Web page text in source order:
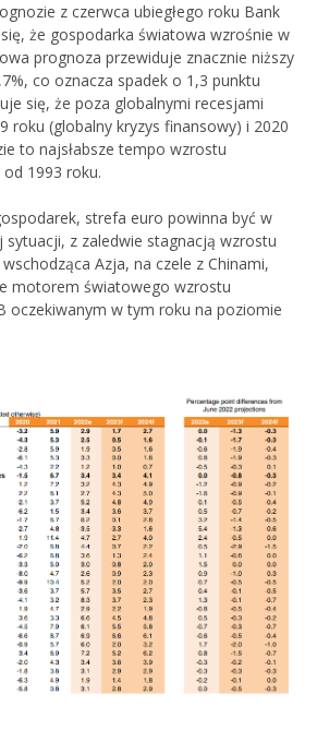
z czerwca ubiegłego roku Bank
że gospodarka światowa wzrośnie w
prognoza przewiduje znacznie niższy
co oznacza spadek o 1,3 punktu
się, że poza globalnymi recesjami
roku (globalny kryzys finansowy) i 2020
to najsłabsze tempo wzrostu
1993 roku.
strefa euro powinna być w
z zaledwie stagnacją wzrostu
Azja, na czele z Chinami,
motorem światowego wzrostu
oczekiwanym w tym roku na poziomie